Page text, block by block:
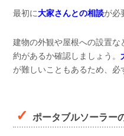
最初に大家さんとの相談が必
建物の外観や屋根への設置な
約があるか確認しましょう。
が難しいこともあるため、必
ポータブルソーラー